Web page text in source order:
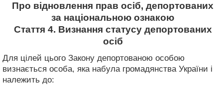
Про відновлення прав осіб, депортованих
за національною ознакою
Стаття 4. Визнання статусу депортованих
осіб
Для цілей цього Закону депортованою особою
визнається особа, яка набула громадянства України і
належить до: